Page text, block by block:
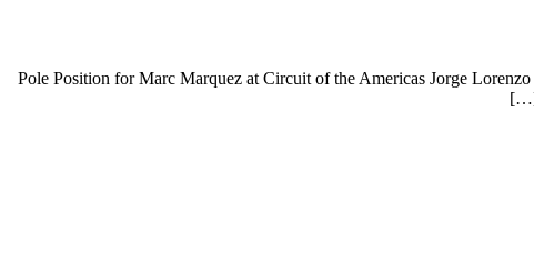
Pole Position for Marc Marquez at Circuit of the Americas Jorge